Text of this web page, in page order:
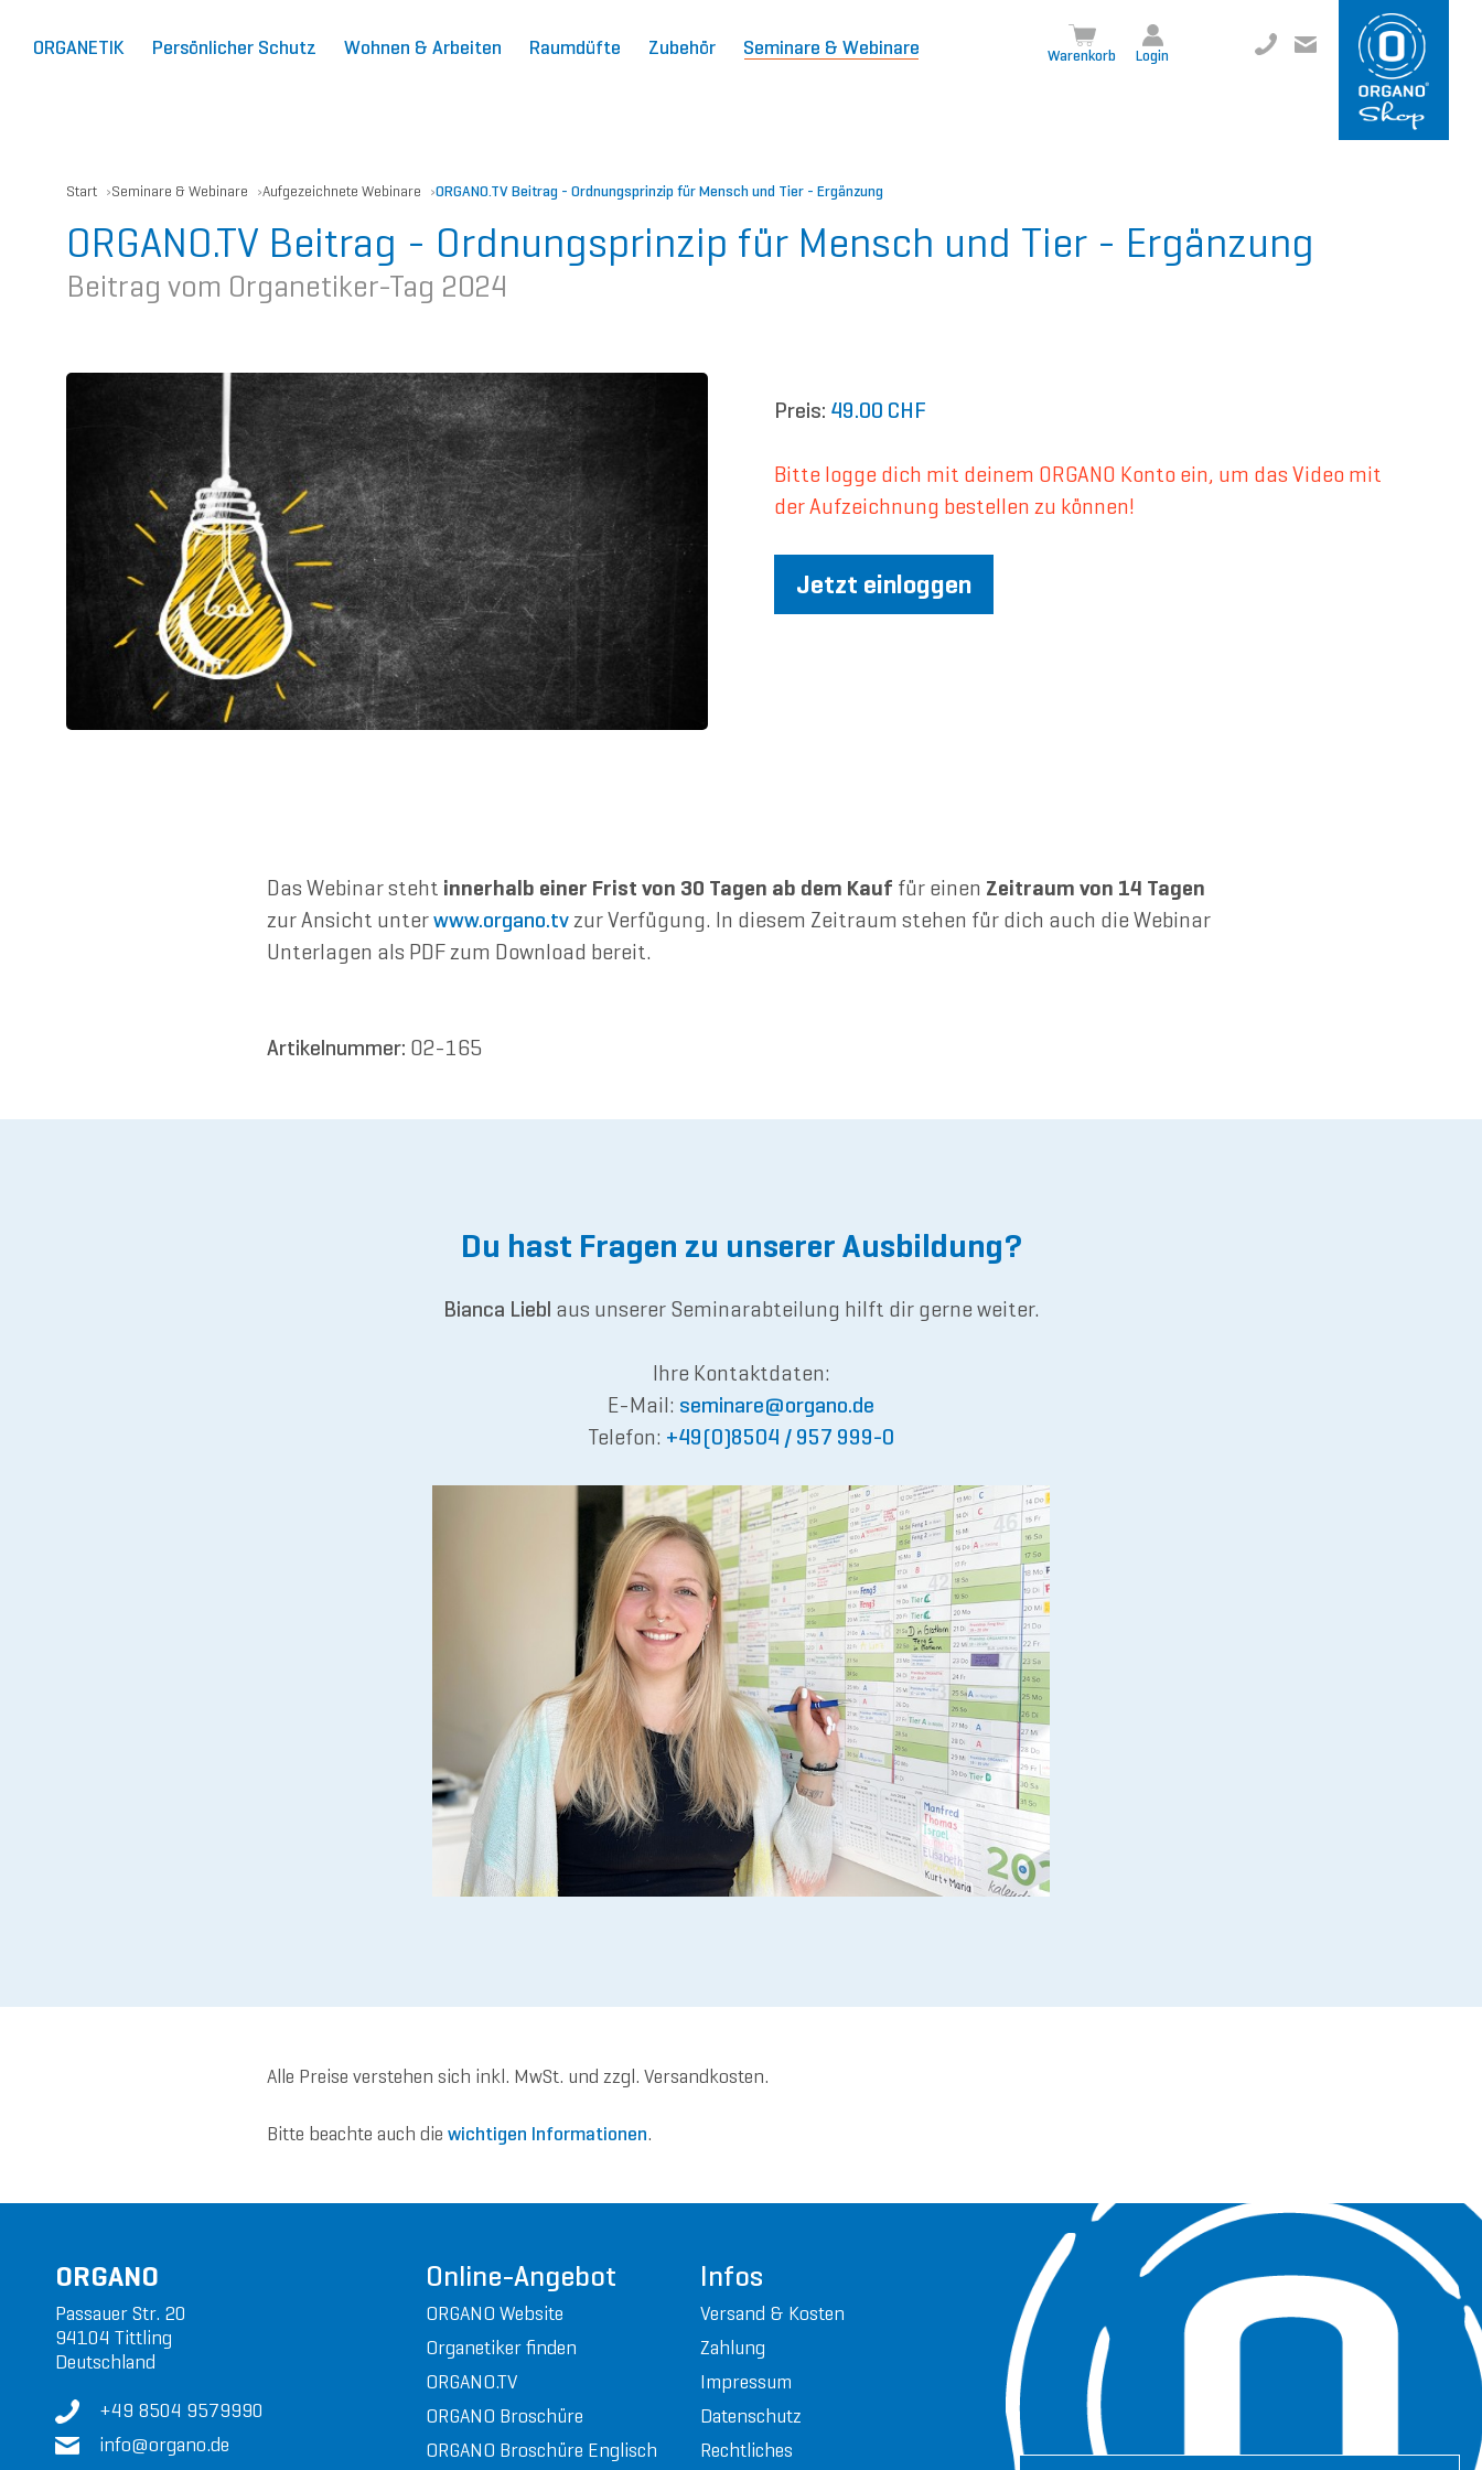
ORGANETIK Persönlicher Schutz Wohnen & Arbeiten Raumdüfte Zubehör Seminare & Webinare Warenkorb Login +49 8504 957999-0
o@org ano.ch
Start Seminare & Webinare Aufgezeichnete Webinare ORGANO.TV Beitrag - Ordnungsprinzip für Mensch und Tier - Ergänzung
ORGANO.TV Beitrag - Ordnungsprinzip für Mensch und Tier - Ergänzung
Beitrag vom Organetiker-Tag 2024
Preis: 49.00 CHF
Bitte logge dich mit deinem ORGANO Konto ein, um das Video mit
der Aufzeichnung bestellen zu können!
Jetzt einloggen
Das Webinar steht innerhalb einer Frist von 30 Tagen ab dem Kauf für einen Zeitraum von 14 Tagen
zur Ansicht unterwww.organo.tvzur Verfügung. In diesem Zeitraum stehen für dich auch die Webinar
Unterlagen als PDF zum Download bereit.
Artikelnummer: 02-165
Du hast Fragen zu unserer Ausbildung?
Bianca Liebl aus unserer Seminarabteilung hilft dir gerne weiter.
Ihre Kontaktdaten:
E-Mail: seminare@organo.de
Telefon: +49(0)8504 / 957 999-0
Alle Preise verstehen sich inkl. MwSt. und zzgl. Versandkosten.
Bitte beachte auch die wichtigen Informationen.
ORGANO
Passauer Str. 20
94104 Tittling
Deutschland
+49 8504 9579990
info@organo.de
Online-Angebot
ORGANO Website
Organetiker finden
ORGANO.TV
ORGANO Broschüre
ORGANO Broschüre Englisch
Infos
Versand & Kosten
Zahlung
Impressum
Datenschutz
Rechtliches